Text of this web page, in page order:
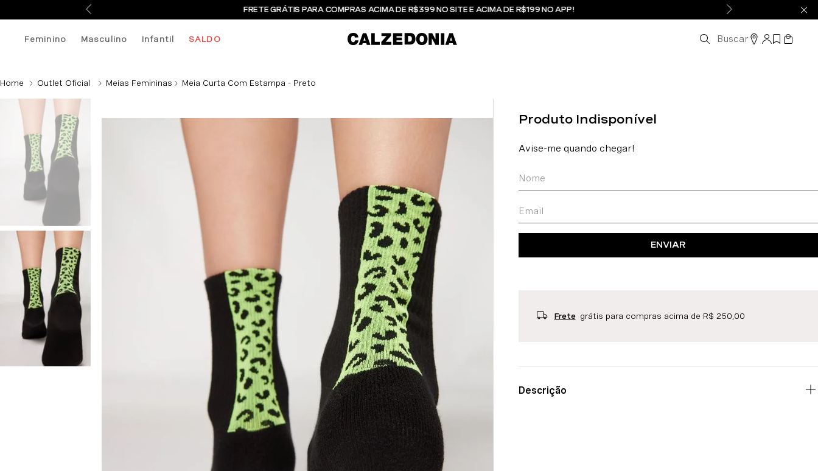
FRETE GRÁTIS PARA COMPRAS ACIMA DE R$399 NO SITE E ACIMA DE R$199 NO APP!
Feminino Masculino Infantil SALDO Buscar
Outlet Oficial Meias Femininas Meia Curta Com Estampa - Preto
ENVIAR
Frete grátis para compras acima de R$ 250,00
Descrição